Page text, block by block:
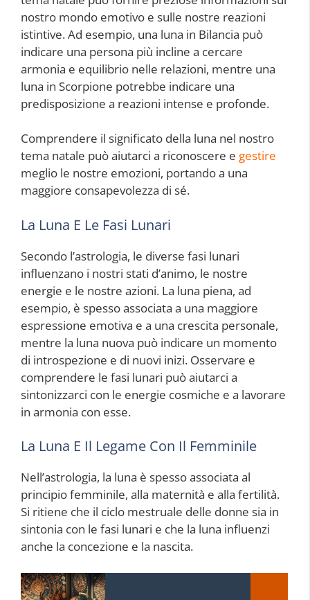
nostro mondo emotivo e sulle nostre reazioni
istintive. Ad esempio, una luna in Bilancia può
indicare una persona più incline a cercare
armonia e equilibrio nelle relazioni, mentre una
luna in Scorpione potrebbe indicare una
predisposizione a reazioni intense e profonde.
Comprendere il significato della luna nel nostro
tema natale può aiutarci a riconoscere e gestire
meglio le nostre emozioni, portando a una
maggiore consapevolezza di sé.
La Luna E Le Fasi Lunari
Secondo l’astrologia, le diverse fasi lunari
influenzano i nostri stati d’animo, le nostre
energie e le nostre azioni. La luna piena, ad
esempio, è spesso associata a una maggiore
espressione emotiva e a una crescita personale,
mentre la luna nuova può indicare un momento
di introspezione e di nuovi inizi. Osservare e
comprendere le fasi lunari può aiutarci a
sintonizzarci con le energie cosmiche e a lavorare
in armonia con esse.
La Luna E Il Legame Con Il Femminile
Nell’astrologia, la luna è spesso associata al
principio femminile, alla maternità e alla fertilità.
Si ritiene che il ciclo mestruale delle donne sia in
sintonia con le fasi lunari e che la luna influenzi
anche la concezione e la nascita.